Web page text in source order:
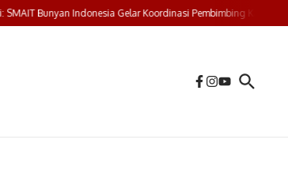
Bunyan Indonesia Gelar Koordinasi Pembimbing Karya Tulis